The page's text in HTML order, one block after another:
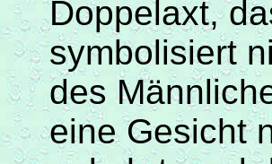
Doppelaxt,
symbolisiert
des
eine Gesicht